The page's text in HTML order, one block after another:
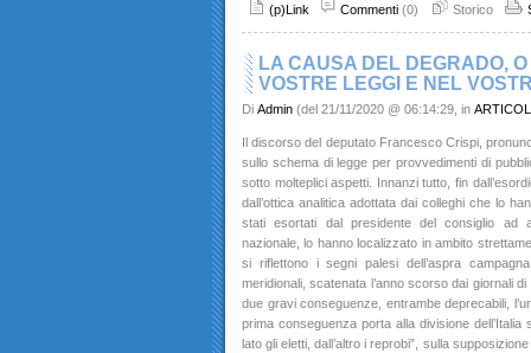
(p)Link Commenti (0) Storico
LA CAUSA DEL DEGRADO,
VOSTRE LEGGI E NEL
Di Admin (del 21/11/2020 @ 06:14:29, in
Il discorso del deputato Francesco Crispi,
sullo schema di legge per provvedimenti di
sotto molteplici aspetti. Innanzi tutto, fin
dall’ottica analitica adottata dai colleghi che lo
stati esortati dal presidente del consiglio ad
nazionale, lo hanno localizzato in ambito
si riflettono i segni palesi dell’aspra
meridionali, scatenata l’anno scorso dai giornali
due gravi conseguenze, entrambe deprecabili,
prima conseguenza porta alla divisione
lato gli eletti, dall’altro i reprobi”, sulla